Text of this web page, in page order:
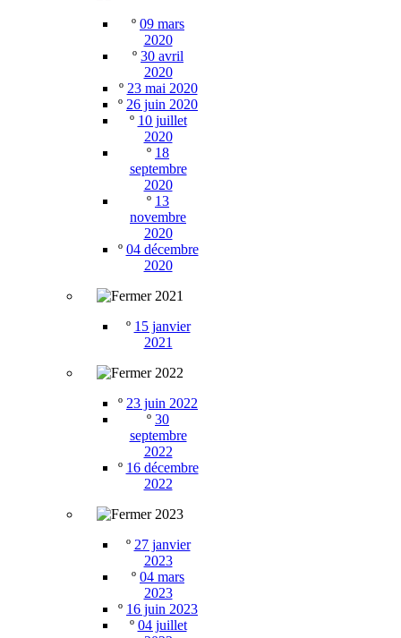
º 09 mars
2020
º 30 avril
2020
º 23 mai 2020
º 26 juin 2020
º 10 juillet
2020
º 18
septembre
2020
º 13
novembre
2020
º 04 décembre
2020
2021
º 15 janvier
2021
2022
º 23 juin 2022
º 30
septembre
2022
º 16 décembre
2022
2023
º 27 janvier
2023
º 04 mars
2023
º 16 juin 2023
º 04 juillet